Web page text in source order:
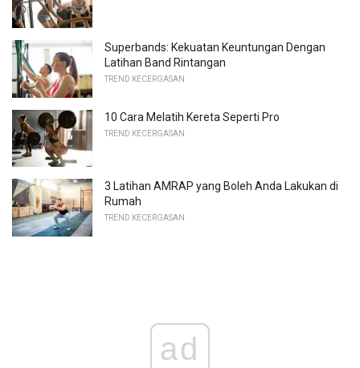
Superbands: Kekuatan Keuntungan Dengan
Latihan Band Rintangan
TREND KECERGASAN
10 Cara Melatih Kereta Seperti Pro
TREND KECERGASAN
3 Latihan AMRAP yang Boleh Anda Lakukan di
Rumah
TREND KECERGASAN
ad